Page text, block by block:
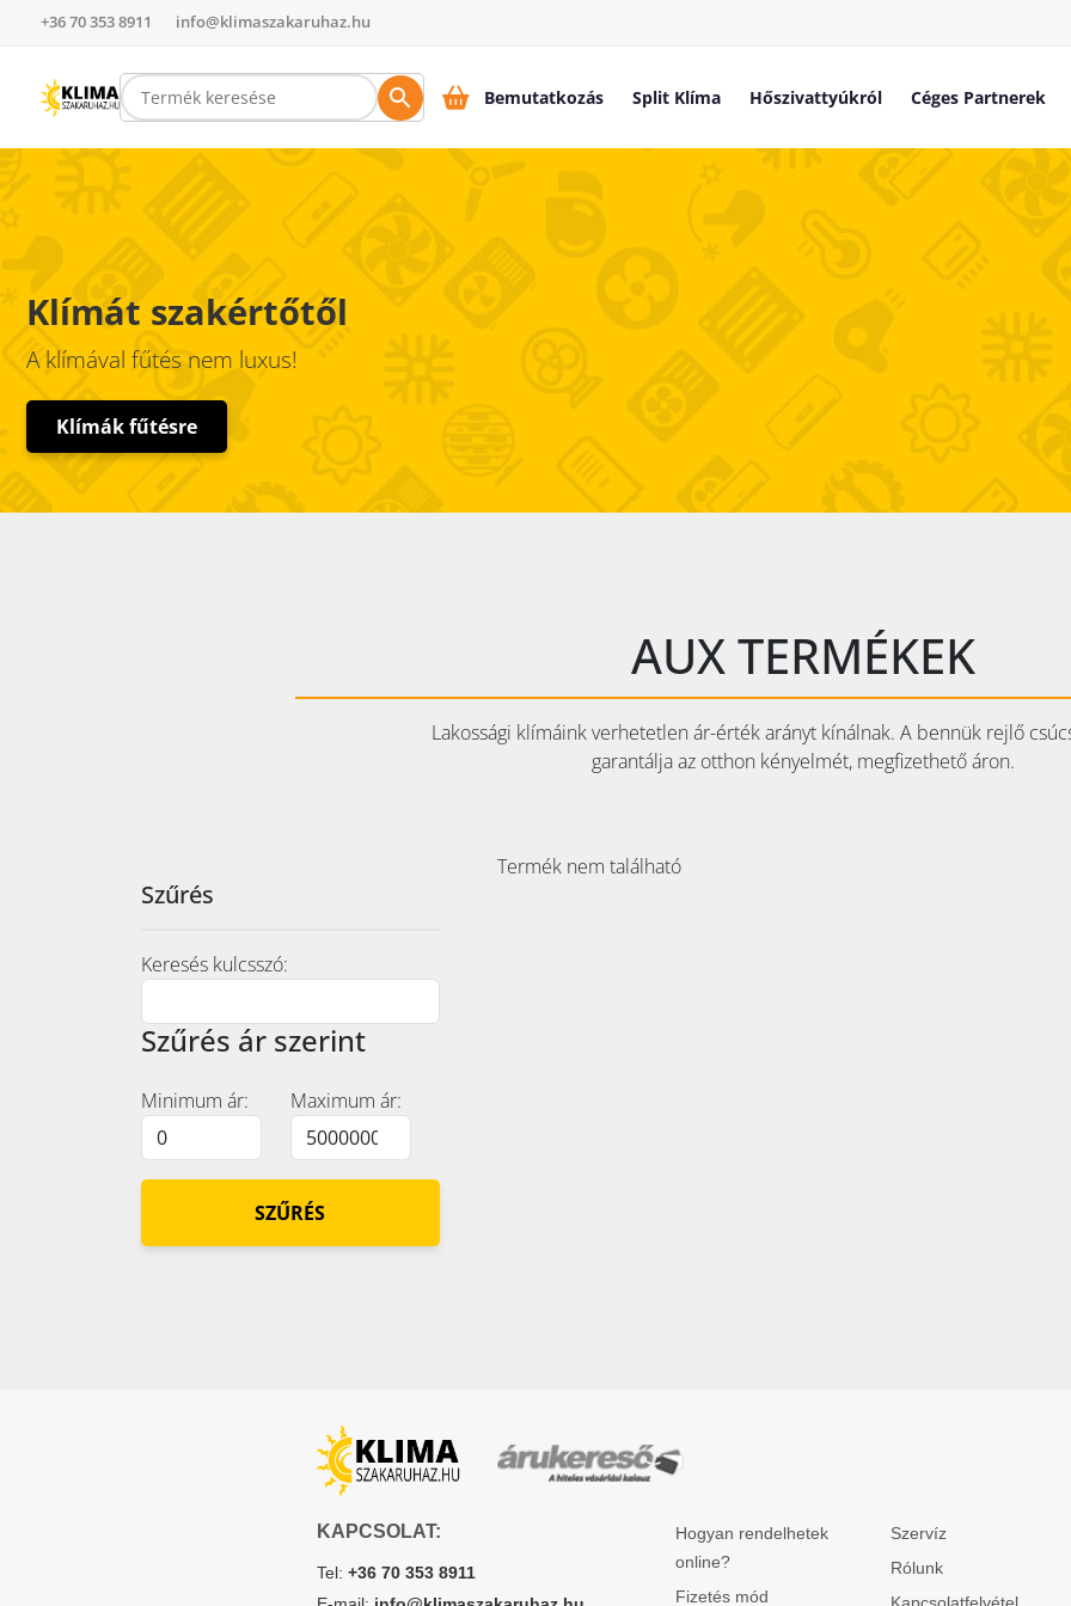
+36 70 353 8911 info@klimaszakaruhaz.hu
Bemutatkozás Split Klíma Hőszivattyúkról Céges Partnerek
Klímát szakértőtől
A klímával fűtés nem luxus!
Klímák fűtésre
AUX TERMÉKEK
Lakossági klímáink verhetetlen ár-érték arányt kínálnak. A bennük rejlő
garantálja az otthon kényelmét, megfizethető áron.
Szűrés
Keresés kulcsszó:
Szűrés ár szerint
Minimum ár: Maximum ár:
SZŰRÉS
Termék nem található
KAPCSOLAT:
Tel:+36 70 353 8911
Hogyan rendelhetek
online?
Fizetés mód
Szervíz
Rólunk